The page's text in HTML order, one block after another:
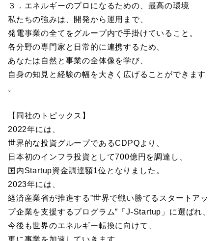
３．エネルギーのプロになるための、最高の環境
私たちの強みは、開発から運用まで、
発電事業の全てをグループ内で手掛けていること。
各分野の専門家と日常的に連携するため、
あなたは自然と事業の全体像を学び、
自身の知見と経験の幅を大きく広げることができます
。
【同社のトピックス】
2022年には、
世界的な投資グループであるCDPQより、
日本初のインフラ投資として700億円を調達し、
国内Startup資金調達額1位となりました。
2023年には、
経済産業省が推進する”世界で戦い勝てるスタートアッ
プ企業を支援するプログラム”「J-Startup」に選ばれ、
今後も世界のエネルギー転換に向けて、
更に事業を加速していきます。